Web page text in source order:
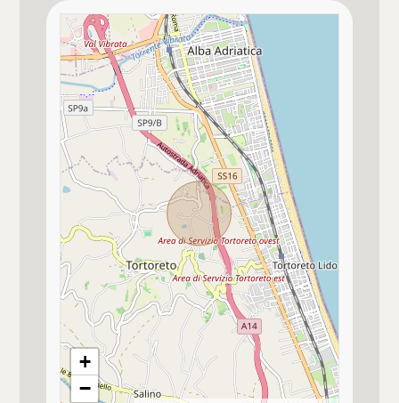
Doccia
Bagno secondario con
Doccia
Pavim. Reparto Giorno
Monocottura / gres porcellanato
Pavim. Reparto Notte
Monocottura / gres porcellanato
Tipo serranda garage
Basculante manuale
Balcone abitabile
Camino o canna fumaria
+
−